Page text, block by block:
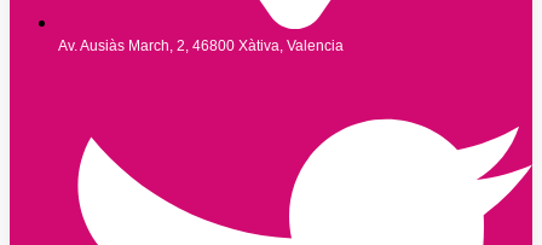
Av. Ausiàs March, 2, 46800 Xàtiva, Valencia